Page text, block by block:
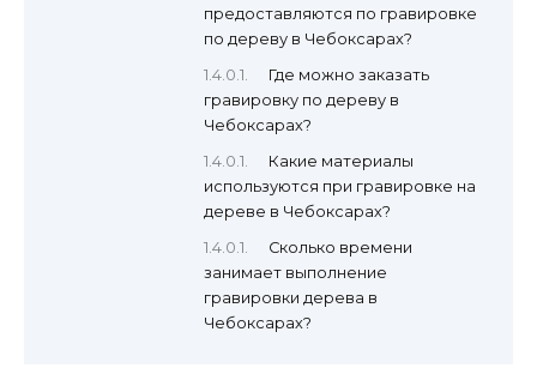
предоставляются по гравировке
по дереву в Чебоксарах?
Где можно заказать
гравировку по дереву в
Чебоксарах?
Какие материалы
используются при гравировке на
дереве в Чебоксарах?
Сколько времени
занимает выполнение
гравировки дерева в
Чебоксарах?